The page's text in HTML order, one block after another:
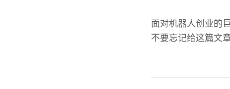
面对机器人创业的
不要忘记给这篇文